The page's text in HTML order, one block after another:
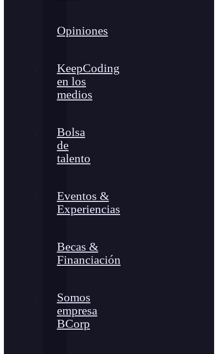
Opiniones
KeepCoding
en los
medios
Bolsa
de
talento
Eventos &
Experiencias
Becas &
Financiación
Somos
empresa
BCorp